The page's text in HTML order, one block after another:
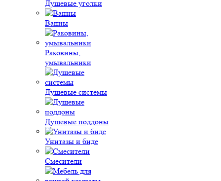
Душевые уголки
Ванны
Раковины,
умывальники
Душевые системы
Душевые поддоны
Унитазы и биде
Смесители